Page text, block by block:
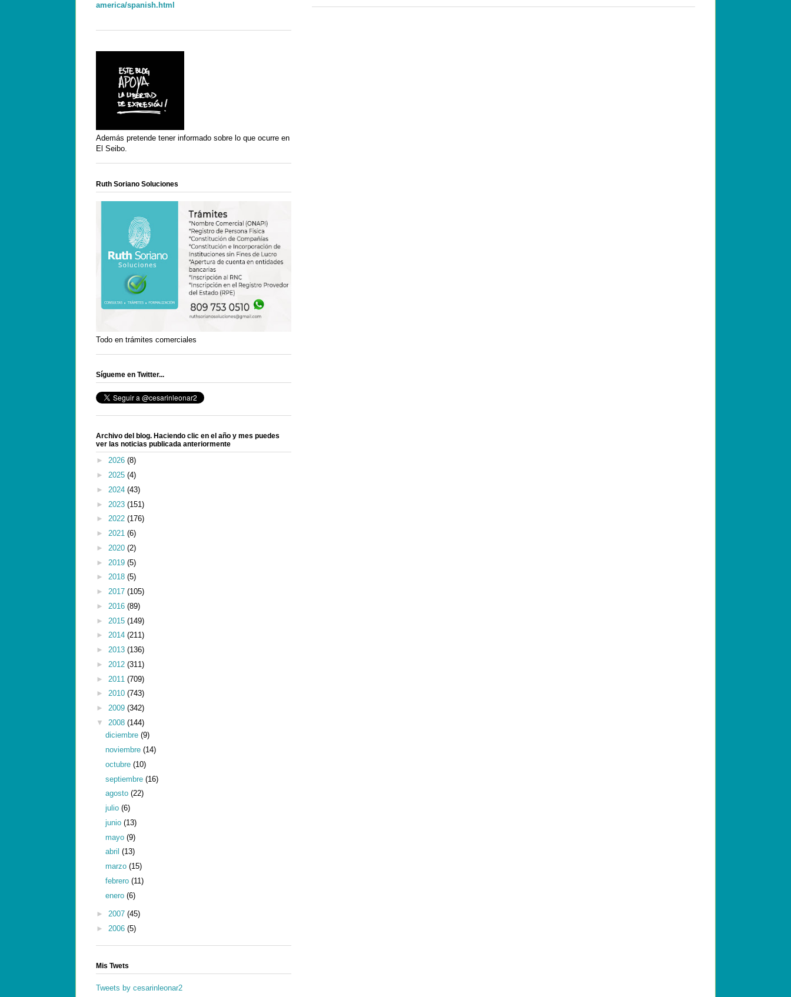
america/spanish.html
Además pretende tener informado sobre lo que ocurre en
El Seibo.
Ruth Soriano Soluciones
Todo en trámites comerciales
Sígueme en Twitter...
Archivo del blog. Haciendo clic en el año y mes puedes
ver las noticias publicada anteriormente
► 2026 (8)
► 2025 (4)
► 2024 (43)
► 2023 (151)
► 2022 (176)
► 2021 (6)
► 2020 (2)
► 2019 (5)
► 2018 (5)
► 2017 (105)
► 2016 (89)
► 2015 (149)
► 2014 (211)
► 2013 (136)
► 2012 (311)
► 2011 (709)
► 2010 (743)
► 2009 (342)
▼ 2008 (144)
diciembre (9)
noviembre (14)
octubre (10)
septiembre (16)
agosto (22)
julio (6)
junio (13)
mayo (9)
abril (13)
marzo (15)
febrero (11)
enero (6)
► 2007 (45)
► 2006 (5)
Mis Twets
Tweets by cesarinleonar2